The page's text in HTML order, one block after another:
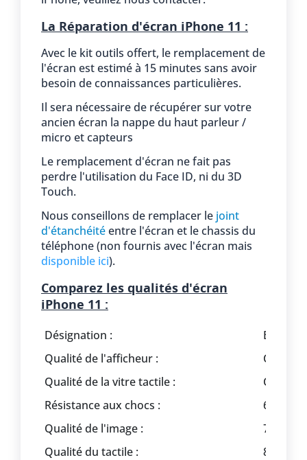
La Réparation d'écran iPhone 11 :
Avec le kit outils offert, le remplacement de
l'écran est estimé à 15 minutes sans avoir
besoin de connaissances particulières.
Il sera nécessaire de récupérer sur votre
ancien écran la nappe du haut parleur /
micro et capteurs
Le remplacement d'écran ne fait pas
perdre l'utilisation du Face ID, ni du 3D
Touch.
Nous conseillons de remplacer le joint
d'étanchéitéentre l'écran et le chassis du
téléphone (non fournis avec l'écran mais
disponible ici).
Comparez les qualités d'écran
iPhone 11 :
Désignation :
Ecran
Qualité de l'afficheur :
Qualité de la vitre tactile :
Résistance aux chocs :
6/10
Qualité de l'image :
7/10
Qualité du tactile :
8/10